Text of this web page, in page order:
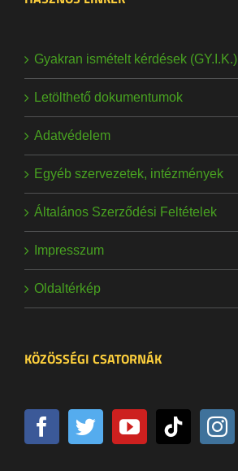
Gyakran ismételt kérdések (GY.I.K.)
Letölthető dokumentumok
Adatvédelem
Egyéb szervezetek, intézmények
Általános Szerződési Feltételek
Impresszum
Oldaltérkép
KÖZÖSSÉGI CSATORNÁK